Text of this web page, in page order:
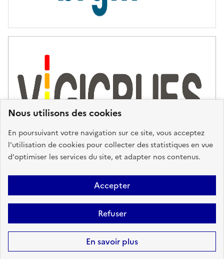
Nous utilisons des cookies
En poursuivant votre navigation sur ce site, vous acceptez
l’utilisation de cookies pour collecter des statistiques en vue
d'optimiser les services du site, et adapter nos contenus.
Accepter
Refuser
En savoir plus
Plan du site Accessibilité : partiellement conforme
Mentions
Légales
Données personnelles Gestion des cookies
FAQ
Sauf mention contraire, tous les contenus de ce site sont sous